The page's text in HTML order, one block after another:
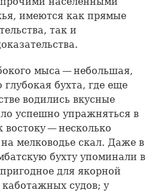
имеются как прямые
так и
мыса — небольшая,
бухта, где еще
водились вкусные
успешно упражняться в
востоку — несколько
мелководье скал. Даже в
бухту упоминали в
для якорной
судов; у